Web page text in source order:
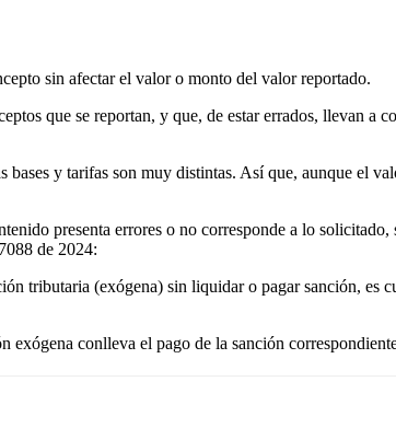
sin afectar el valor o monto del valor reportado.
que se reportan, y que, de estar errados, llevan a
y tarifas son muy distintas. Así que, aunque el
presenta errores o no corresponde a lo
de 2024:
tributaria (exógena) sin liquidar o pagar sanción, es
exógena conlleva el pago de la sanción